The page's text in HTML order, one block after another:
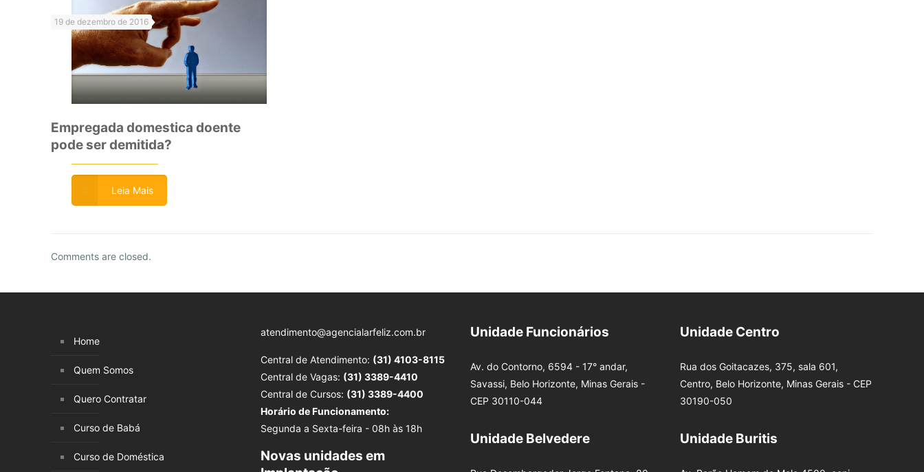
19 de dezembro de 2016
Empregada domestica doente
pode ser demitida?
Leia Mais
Comments are closed.
Home
Quem Somos
Quero Contratar
Curso de Babá
Curso de Doméstica
atendimento@agencialarfeliz.com.br
Central de Atendimento: (31) 4103-8115
Central de Vagas: (31) 3389-4410
Central de Cursos: (31) 3389-4400
Horário de Funcionamento:
Segunda a Sexta-feira - 08h às 18h
Novas unidades em
Unidade Funcionários
Av. do Contorno, 6594 - 17° andar,
Savassi, Belo Horizonte, Minas Gerais -
CEP 30110-044
Unidade Belvedere
Unidade Centro
Rua dos Goitacazes, 375, sala 601,
Centro, Belo Horizonte, Minas Gerais - CEP
30190-050
Unidade Buritis